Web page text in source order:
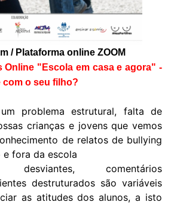
/ Plataforma online ZOOM
Online "Escola em casa e agora" -
com o seu filho?
problema estrutural, falta de
crianças e jovens que vemos
de relatos de bullying
fora da escola
desviantes, comentários
destruturados são variáveis
as atitudes dos alunos, a isto